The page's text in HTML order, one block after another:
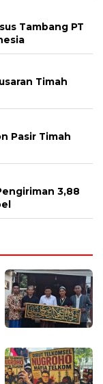
Tambang PT
Timah
Pasir Timah
3,88